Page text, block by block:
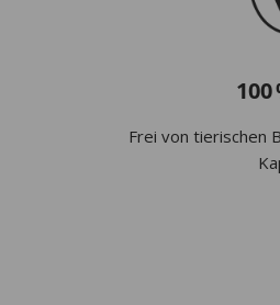
100
Frei von tierischen